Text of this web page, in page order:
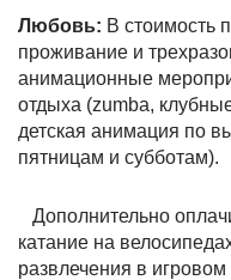
Любовь: В стоимость
проживание и
анимационные
отдыха (zumba,
детская анимация по
пятницам и субботам).
Дополнительно
катание на
развлечения в